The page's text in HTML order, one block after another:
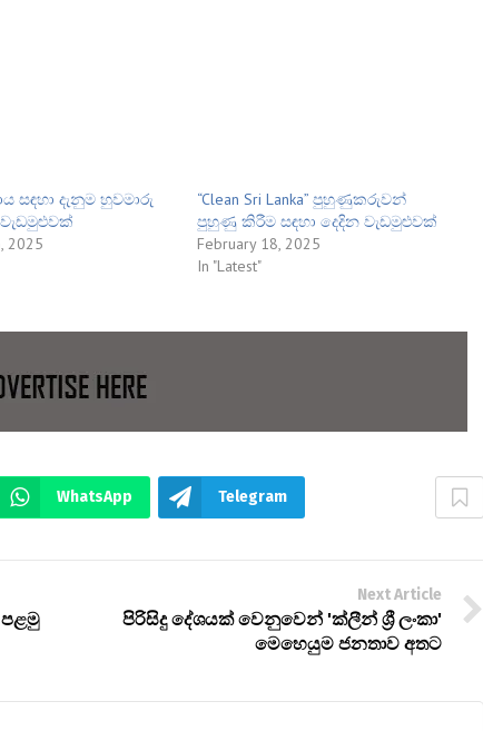
සඳහා දැනුම හුවමාරු
2025
“Clean Sri Lanka” පුහුණුකරුවන්
පුහුණු කිරීම සඳහා දෙදින වැඩමුළුවක්
February 18, 2025
In "Latest"
WhatsApp Telegram
පළමු
Next Article
පිරිසිදු දේශයක් වෙනුවෙන් 'ක්ලීන් ශ්‍රී ලංකා'
මෙහෙයුම ජනතාව අතට